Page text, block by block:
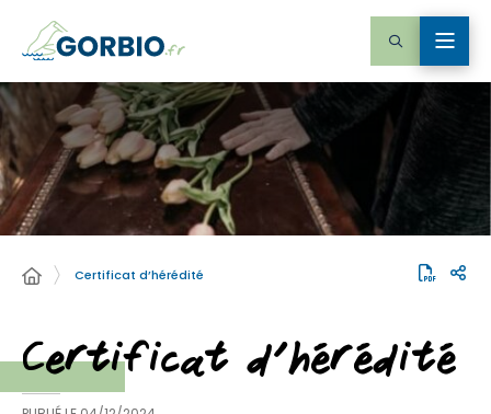
Certificat d’hérédité
Certificat d’hérédité